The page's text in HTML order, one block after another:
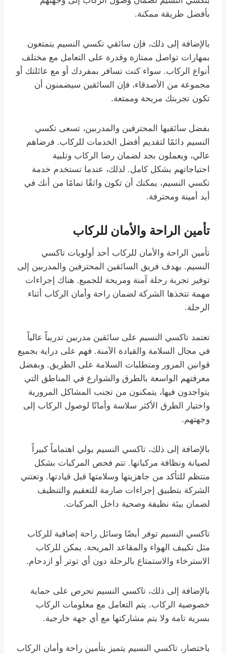
بأفضل طريقة ممكنة.
بالإضافة إلى ذلك، فإن سائقي تكسي النسيم يتمتعون
بمهارات تواصل ممتازة وقدرة على التعامل مع مختلف
أنواع الركاب. سواء كنت تسافر بمفردك أو مع عائلتك أو
مجموعة من الأصدقاء، فإن السائقين سيضمنون أن
تكون تجربتك مريحة وممتعة.
بفضل سائقيها المحترفين والمدربين، تسعى تكسي
النسيم دائمًا لتقديم أفضل الخدمات للركاب. فرضاهم
عالي، ويعملون بجد لضمان رضا الركاب وتلبية
احتياجاتهم بشكل كامل. لذلك، عندما تستخدم خدمة
تكسي النسيم، يمكنك أن تكون واثقًا تمامًا من أنك في
أيد أمينة ومحترفة.
تأمين الراحة والأمان للركاب
تأمين الراحة والأمان للركاب أحد أولويات تاكسي
النسيم. يهدف فريق السائقين المحترفين والمدربين إلى
توفير تجربة رحلة آمنة ومريحة للجميع. هناك إجراءات
مهمة تتخذها الشركة لضمان راحة وأمان الركاب أثناء
الرحلة.
تعتمد تاكسي النسيم على سائقين مدربين تدريباً عالياً
في مجال السلامة والقيادة الآمنة. فهم على دراية بجميع
قوانين المرور ومتطلبات السلامة على الطريق. وبفضل
معرفتهم الواسعة بالطرق والشوارع في المناطق التي
يتواجدون فيها، يتمكنون من تجنب المشاكل المرورية
واختيار الطرق الأكثر سلاسة وأمانًا لوصول الركاب إلى
وجهتهم.
بالإضافة إلى ذلك، تاكسي النسيم يولي اهتماماً كبيراً
لصيانة ونظافة مركباتها. تتم فحص المركبات بشكل
منتظم للتأكد من جاهزيتها وسلامتها قبل قيادتها. وتعتني
الشركة بتطبيق إجراءات صارمة للتعقيم والتنظيف
لضمان بيئة نظيفة وصحية داخل المركبات.
تاكسي النسيم توفر أيضًا وسائل راحة إضافية للركاب
مثل تكييف الهواء والمقاعد المريحة. يمكن للركاب
الاسترخاء والاستمتاع بالرحلة دون أي توتر أو ازدحام.
بالإضافة إلى ذلك، تاكسي النسيم تحرص على حماية
خصوصية الركاب. يتم التعامل مع معلومات الركاب
بسرية تامة ولا يتم مشاركتها مع أي جهة خارجية.
باختصار، تاكسي النسيم يتميز بتأمين راحة وأمان الركاب